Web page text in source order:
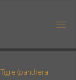
Tigre (panthera